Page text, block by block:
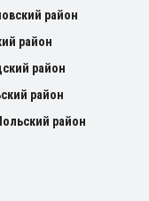
район
район
район
район
район